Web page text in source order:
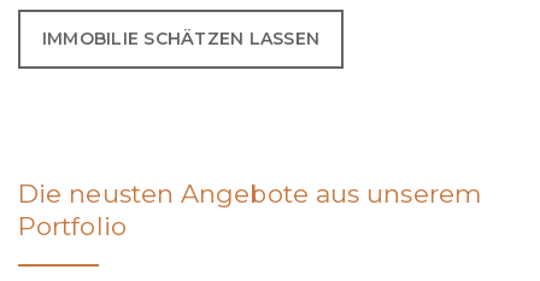
IMMOBILIE SCHÄTZEN LASSEN
Die neusten Angebote aus unserem
Portfolio